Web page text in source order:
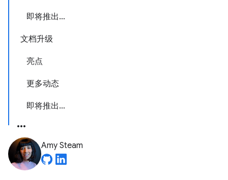
即将推出…
文档升级
亮点
更多动态
即将推出…
Amy Steam